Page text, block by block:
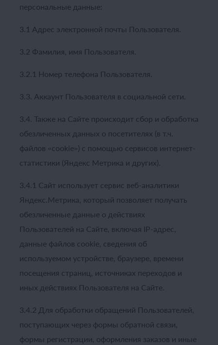
персональные данные:
3.1 Адрес электронной почты Пользователя.
3.2 Фамилия, имя Пользователя.
3.2.1 Номер телефона Пользователя.
3.3. Аккаунт Пользователя в социальной сети.
3.4. Также на Сайте происходит сбор и обработка
обезличенных данных о посетителях (в т.ч.
файлов «cookie») с помощью сервисов интернет-
статистики (Яндекс Метрика и других).
3.4.1 Сайт использует сервис веб-аналитики
Яндекс.Метрика, который позволяет получать
обезличенные данные о действиях
Пользователей на Сайте, включая IP-адрес,
данные файлов cookie, сведения об
используемом устройстве, браузере, времени
посещения страниц, источниках переходов и
иных действиях Пользователя на Сайте.
3.4.2 Для обработки обращений Пользователей,
поступающих через формы обратной связи,
формы регистрации, оформления заказов и иные